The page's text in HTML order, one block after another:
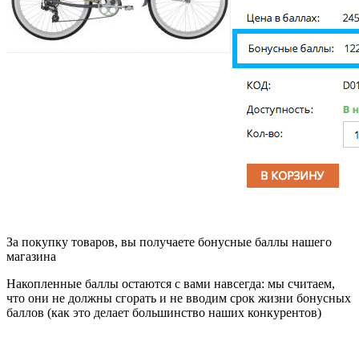
За покупку товаров, вы получаете бонусные баллы нашего
магазина
Накопленные баллы остаются с вами навсегда: мы считаем,
что они не должны сгорать и не вводим срок жизни бонусных
баллов (как это делает большинство наших конкурентов)